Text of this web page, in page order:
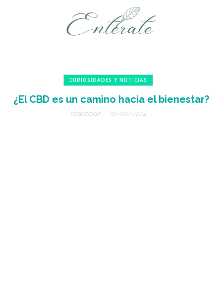
CURIOSIDADES Y NOTICIAS
¿El CBD es un camino hacia el bienestar?
redacción 02/02/2024